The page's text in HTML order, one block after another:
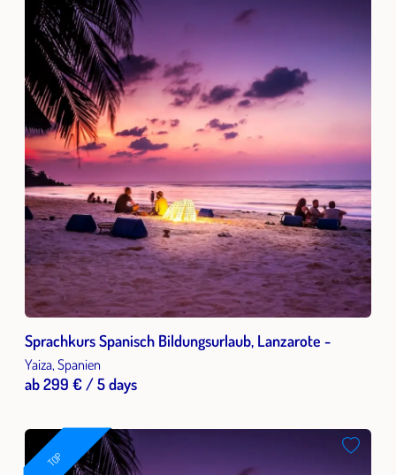
Sprachkurs Spanisch Bildungsurlaub, Lanzarote -
Yaiza, Spanien
ab 299 € / 5 days
TOP